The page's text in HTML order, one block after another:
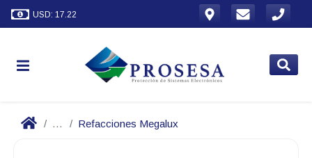
USD: 17.22
... Refacciones Megalux